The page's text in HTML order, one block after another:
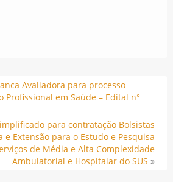
Avaliadora para processo
Profissional em Saúde – Edital n°
para contratação Bolsistas
e Extensão para o Estudo e Pesquisa
de Média e Alta Complexidade
Ambulatorial e Hospitalar do SUS »